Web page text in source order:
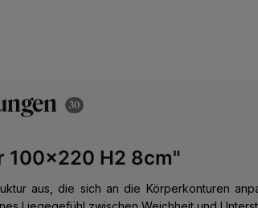
30
100x220 H2 8cm"
aus, die sich an die Körperkonturen